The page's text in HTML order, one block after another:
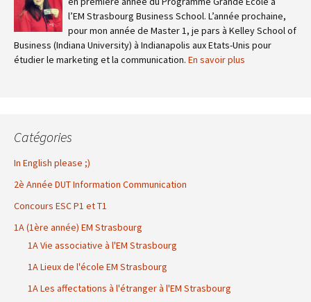
l’EM Strasbourg Business School. L’année prochaine,
pour mon année de Master 1, je pars à Kelley School of
Business (Indiana University) à Indianapolis aux Etats-Unis pour
étudier le marketing et la communication. En savoir plus
Catégories
In English please ;)
2è Année DUT Information Communication
Concours ESC P1 et T1
1A (1ère année) EM Strasbourg
1A Vie associative à l'EM Strasbourg
1A Lieux de l'école EM Strasbourg
1A Les affectations à l'étranger à l'EM Strasbourg